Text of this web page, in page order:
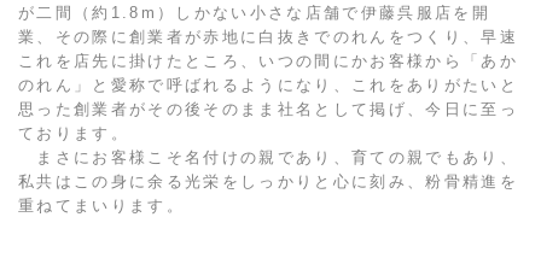
が二間（約1.8m）しかない小さな店舗で伊藤呉服店を開
業、その際に創業者が赤地に白抜きでのれんをつくり、早速
これを店先に掛けたところ、いつの間にかお客様から「あか
のれん」と愛称で呼ばれるようになり、これをありがたいと
思った創業者がその後そのまま社名として掲げ、今日に至っ
ております。
まさにお客様こそ名付けの親であり、育ての親でもあり、
私共はこの身に余る光栄をしっかりと心に刻み、粉骨精進を
重ねてまいります。